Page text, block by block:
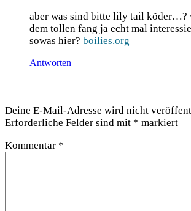
aber was sind bit­te lily tail köder…?
dem tol­len fang ja echt mal
sowas hier? boilies.org
Antworten
Deine E-Mail-Adresse wird nicht
Erforderliche Felder sind mit * markiert
Kommentar *